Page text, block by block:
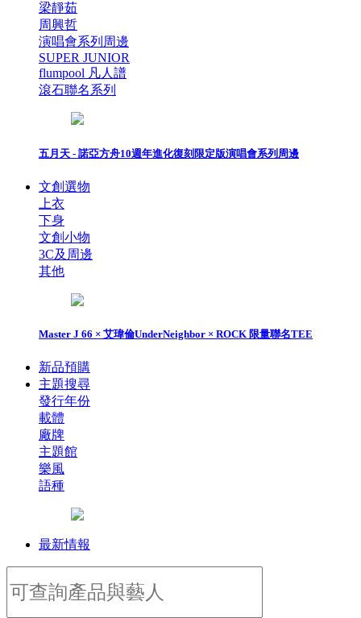
梁靜茹
周興哲
演唱會系列周邊
SUPER JUNIOR
flumpool 凡人譜
滾石聯名系列
五月天 - 諾亞方舟10週年進化復刻限定版演唱會系列周邊
文創選物
上衣
下身
文創小物
3C及周邊
其他
Master J 66 × 艾瑋倫UnderNeighbor × ROCK 限量聯名TEE
新品預購
主題搜尋
發行年份
載體
廠牌
主題館
樂風
語種
最新情報